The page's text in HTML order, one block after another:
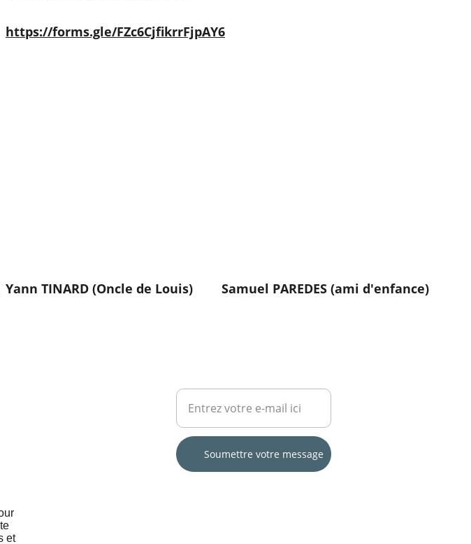
https://forms.gle/FZc6CjfikrrFjpAY6
Yann TINARD (Oncle de Louis) Samuel PAREDES (ami d'enfance)
Soumettre votre message